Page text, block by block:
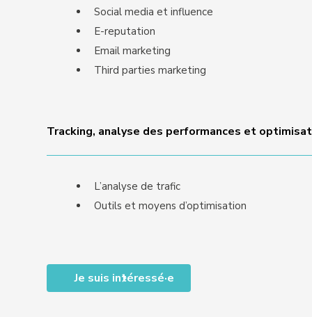
Social media et influence
E-reputation
Email marketing
Third parties marketing
Tracking, analyse des performances et
L’analyse de trafic
Outils et moyens d’optimisation
Je suis intéressé·e